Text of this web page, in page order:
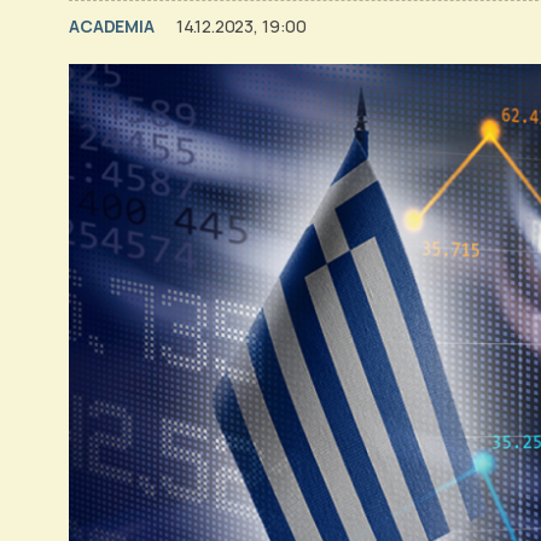
ACADEMIA 14.12.2023, 19:00